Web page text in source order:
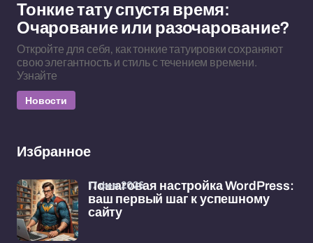
Тонкие тату спустя время:
Очарование или разочарование?
Откройте для себя, как тонкие татуировки сохраняют
свою элегантность и стиль с течением времени.
Узнайте
Новости
Избранное
Пошаговая настройка WordPress:
ваш первый шаг к успешному
сайту
17 фев 2026